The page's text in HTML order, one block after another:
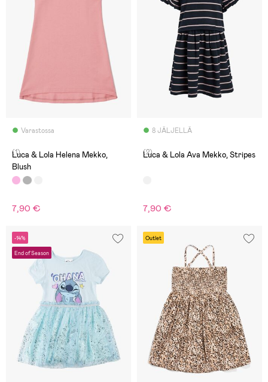
Varastossa
(1)
Luca & Lola Helena Mekko,
Blush
7,90 €
8 JÄLJELLÄ
(2)
Luca & Lola Ava Mekko, Stripes
7,90 €
-14%
End of Season
Outlet